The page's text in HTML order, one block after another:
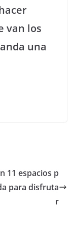
van los
una
11 espacios p
para disfruta
r